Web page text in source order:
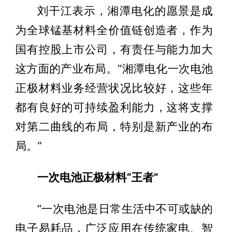
刘干江表示，湘潭电化的愿景是成
为全球锰基材料全价值链创造者，作为
国有控股上市公司，有责任与能力加大
这方面的产业布局。“湘潭电化一次电池
正极材料业务经营状况比较好，这些年
都有良好的可持续盈利能力，这将支撑
对第二曲线的布局，特别是新产业的布
局。”
一次电池正极材料“王者”
“一次电池是日常生活中不可或缺的
电子易耗品，广泛应用在传统家电、智